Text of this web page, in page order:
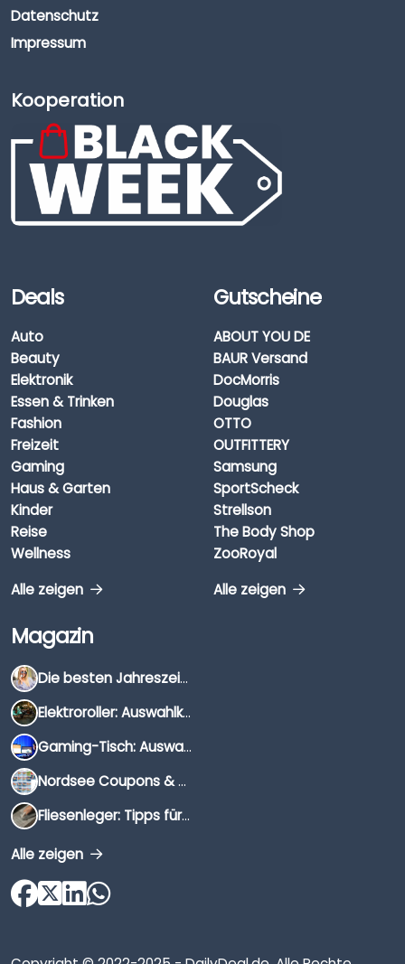
Datenschutz
Impressum
Kooperation
Deals
Auto
Beauty
Elektronik
Essen & Trinken
Fashion
Freizeit
Gaming
Haus & Garten
Kinder
Reise
Wellness
Alle zeigen
Gutscheine
ABOUT YOU DE
BAUR Versand
DocMorris
Douglas
OTTO
OUTFITTERY
Samsung
SportScheck
Strellson
The Body Shop
ZooRoyal
Alle zeigen
Magazin
Die besten Jahreszeiten für Schnäppchenjäger
Elektroroller: Auswahlkriterien, Unterschiede & Tipps
Gaming-Tisch: Auswahlkriterien, Unterschiede & Tipps
Nordsee Coupons & Gutscheine 2026
Fliesenleger: Tipps für die Auswahl
Alle zeigen